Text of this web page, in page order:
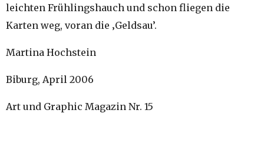
leichten Frühlingshauch und schon fliegen die
Karten weg, voran die ‚Geldsau’.
Martina Hochstein
Biburg, April 2006
Art und Graphic Magazin Nr. 15